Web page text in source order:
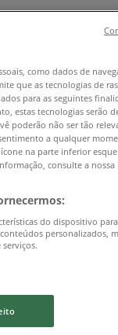
como dados de
que as tecnologias de
para as seguintes
estas tecnologias serão
poderão não ser tão
a qualquer
na parte inferior
consulte a
do dispositivo
personalizados,